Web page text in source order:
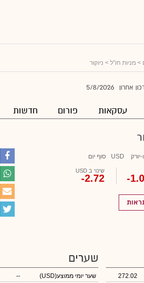
> מניות חו"ל > ניוקור
אחרון 5/8/2026
עסקאות פורום חדשות
יורק USD סוף יום
-
שינוי ב USD
-2.72
272.02
שערים
שער יומי ממוצע(USD)
--